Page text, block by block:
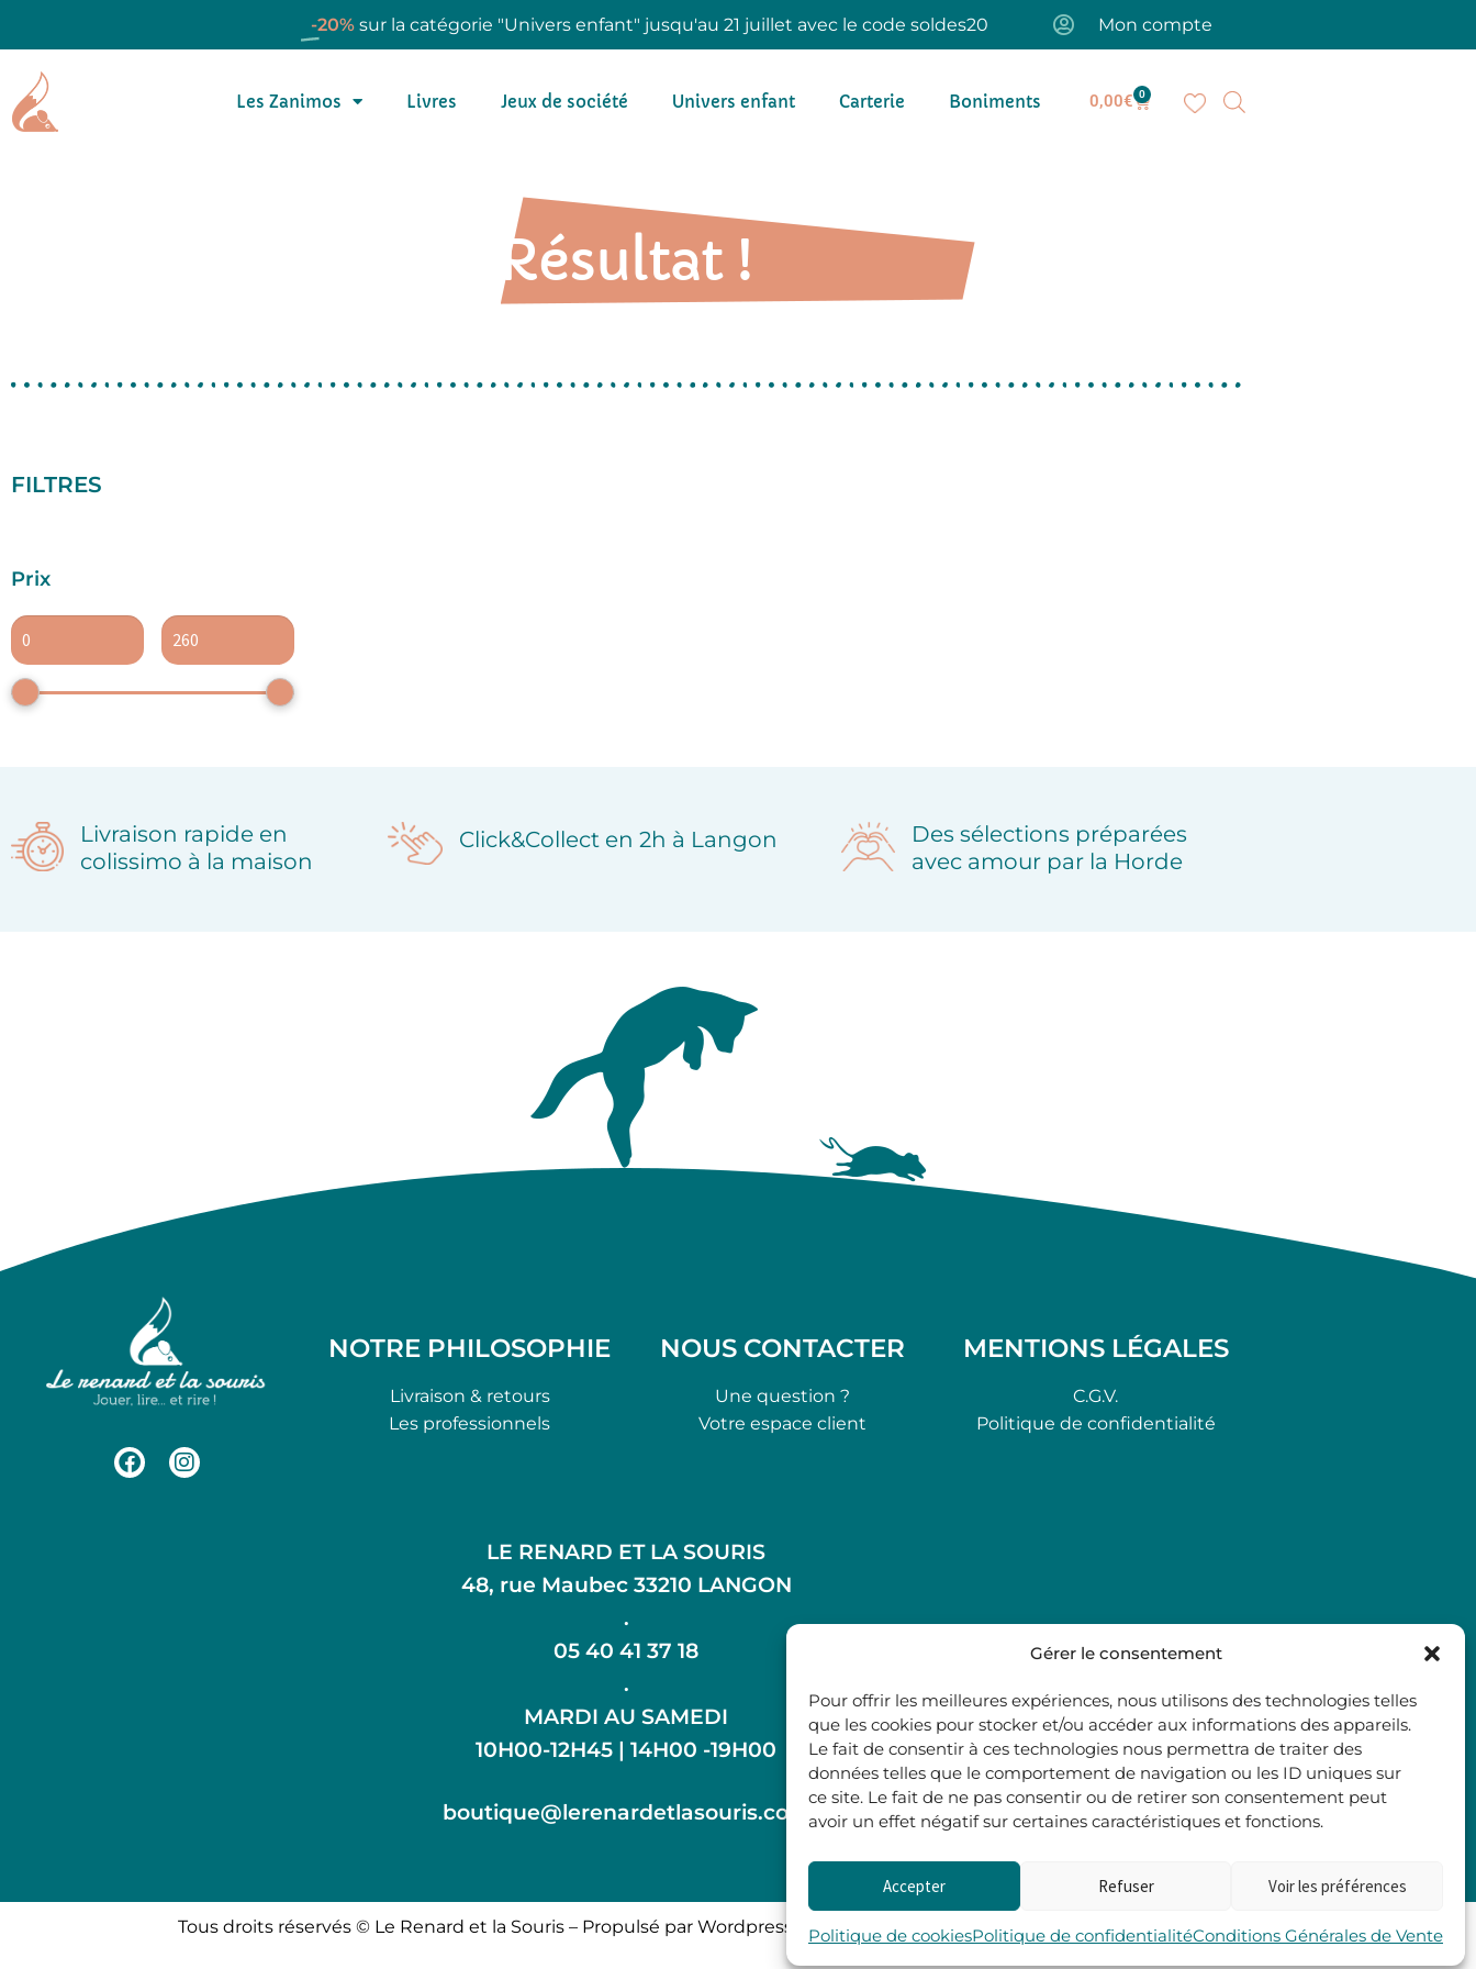
Gérer le consentement
Pour offrir les meilleures expériences, nous utilisons des technologies telles
que les cookies pour stocker et/ou accéder aux informations des appareils.
Le fait de consentir à ces technologies nous permettra de traiter des
données telles que le comportement de navigation ou les ID uniques sur
ce site. Le fait de ne pas consentir ou de retirer son consentement peut
avoir un effet négatif sur certaines caractéristiques et fonctions.
Accepter Refuser Voir les préférences
Politique de cookiesPolitique de confidentialitéConditions Générales de Vente
-20% sur la catégorie "Univers enfant" jusqu'au 21 juillet avec le code soldes20 Mon compte
Les Zanimos Livres Jeux de société Univers enfant Carterie Boniments 0,00€ 0
Résultat !
FILTRES
Prix
Livraison rapide en
colissimo à la maison
Click&Collect en 2h à Langon
Des sélections préparées
avec amour par la Horde
NOTRE PHILOSOPHIE
Livraison & retours
Les professionnels
NOUS CONTACTER
Une question ?
Votre espace client
MENTIONS LÉGALES
C.G.V.
Politique de confidentialité
LE RENARD ET LA SOURIS
48, rue Maubec 33210 LANGON
.
05 40 41 37 18
.
MARDI AU SAMEDI
10H00-12H45 | 14H00 -19H00
boutique@lerenardetlasouris.com
Tous droits réservés © Le Renard et la Souris – Propulsé par Wordpress & Piloté par l’agence Les 2 Rives